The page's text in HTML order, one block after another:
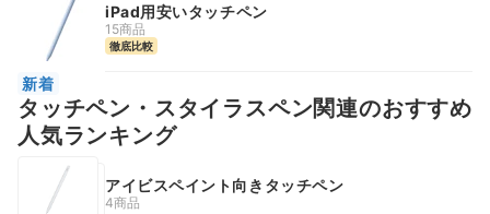
iPad用安いタッチペン
15商品
徹底比較
新着
タッチペン・スタイラスペン関連のおすすめ
人気ランキング
アイビスペイント向きタッチペン
4商品